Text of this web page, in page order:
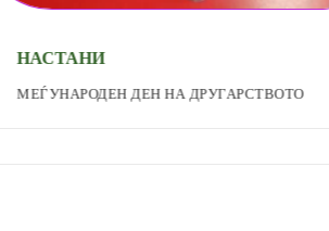
НАСТАНИ
МЕЃУНАРОДЕН ДЕН НА ДРУГАРСТВОТО